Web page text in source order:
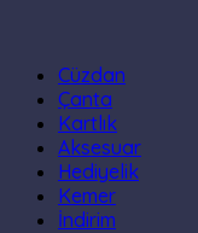
Cüzdan
Çanta
Kartlık
Aksesuar
Hediyelik
Kemer
İndirim